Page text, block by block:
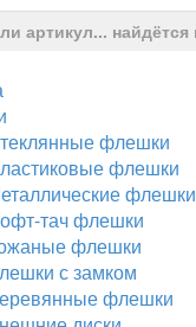
флешки
флешки
флешки
тач флешки
флешки
с замком
флешки